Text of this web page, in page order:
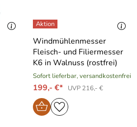
Windmühlenmesser
Fleisch- und Filiermesser
K6 in Walnuss (rostfrei)
Sofort lieferbar, versandkostenfrei
199,- €* UVP 216,- €